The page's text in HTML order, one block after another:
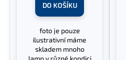
DO KOŠÍKU
foto je pouze
ilustrativní máme
skladem mnoho
lamp v různé kondici